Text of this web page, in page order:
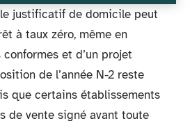
justificatif de domicile peut
à taux zéro, même en
et d’un projet
de l’année N-2 reste
que certains établissements
de vente signé avant toute